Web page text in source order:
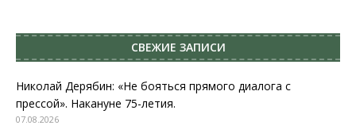
СВЕЖИЕ ЗАПИСИ
Николай Дерябин: «Не бояться прямого диалога с
прессой». Накануне 75-летия.
07.08.2026